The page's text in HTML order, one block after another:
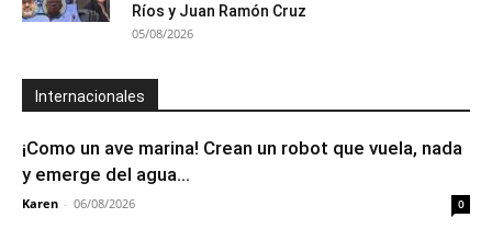
Ríos y Juan Ramón Cruz
05/08/2026
Internacionales
¡Como un ave marina! Crean un robot que vuela, nada
y emerge del agua...
Karen - 06/08/2026 0